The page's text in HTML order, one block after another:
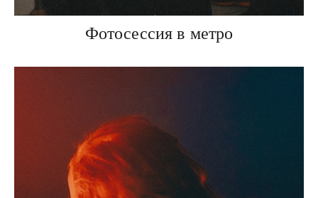
Фотосессия в метро